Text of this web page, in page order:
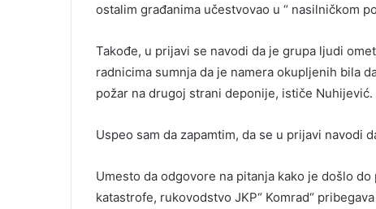
ostalim građanima učestvovao u “ nasilničkom
Takođe, u prijavi se navodi da je grupa ljudi
radnicima sumnja da je namera okupljenih bila
požar na drugoj strani deponije, ističe Nuhijević.
Uspeo sam da zapamtim, da se u prijavi navodi
Umesto da odgovore na pitanja kako je došlo
katastrofe, rukovodstvo JKP“ Komrad“